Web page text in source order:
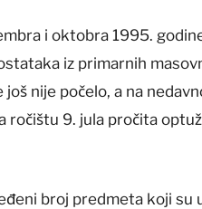
i oktobra 1995.
iz primarnih
nije počelo, a na
ročištu 9. jula pročita
broj predmeta koji su